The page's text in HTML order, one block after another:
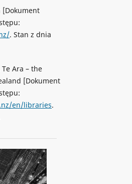
[Dokument
. Stan z dnia
Ara – the
[Dokument
en/libraries.